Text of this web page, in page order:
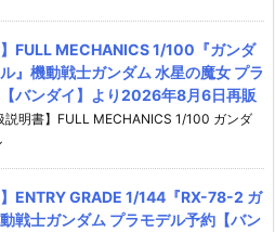
】FULL MECHANICS 1/100『ガンダ
』機動戦士ガンダム 水星の魔女 プラ
バンダイ】より2026年8月6日再販
説明書】FULL MECHANICS 1/100 ガンダ
】ENTRY GRADE 1/144『RX-78-2 ガ
戦士ガンダム プラモデル予約【バン